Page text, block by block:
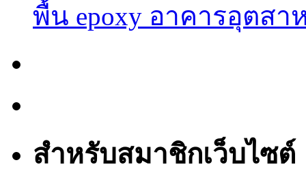
พื้น epoxy อาคารอุตส
สำหรับสมาชิกเว็บไซต์